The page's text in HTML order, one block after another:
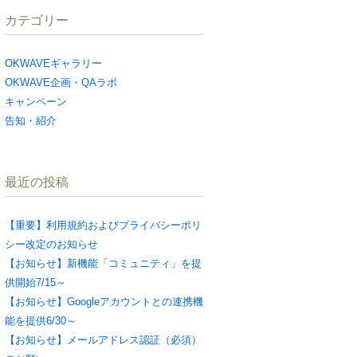
カテゴリー
OKWAVEギャラリー
OKWAVE企画・QAラボ
キャンペーン
告知・紹介
最近の投稿
【重要】利用規約およびプライバシーポリ
シー改定のお知らせ
【お知らせ】新機能「コミュニティ」を提
供開始7/15～
【お知らせ】Googleアカウントとの連携機
能を提供6/30～
【お知らせ】メールアドレス認証（必須）